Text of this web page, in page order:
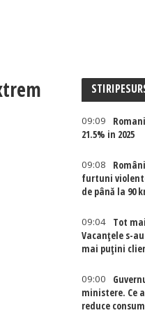
09:09
21.5% in 2025
09:08
furtuni
de până la 90
09:04
Tot
Vacanțele s-
mai puțini
09:00
ministere. Ce
reduce